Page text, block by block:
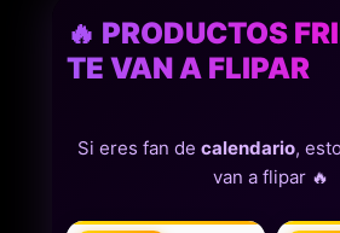
🔥 PRODUCTOS
TE VAN A FLIPAR
Si eres fan de calendario,
van a flipar 🔥